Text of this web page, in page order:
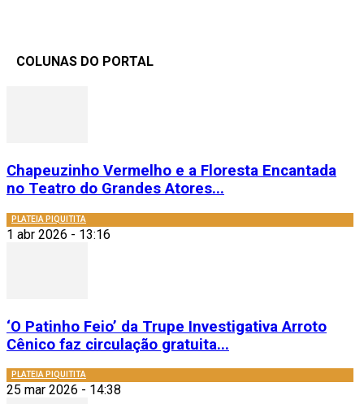
COLUNAS DO PORTAL
Chapeuzinho Vermelho e a Floresta Encantada
no Teatro do Grandes Atores...
PLATEIA PIQUITITA
1 abr 2026 - 13:16
‘O Patinho Feio’ da Trupe Investigativa Arroto
Cênico faz circulação gratuita...
PLATEIA PIQUITITA
25 mar 2026 - 14:38